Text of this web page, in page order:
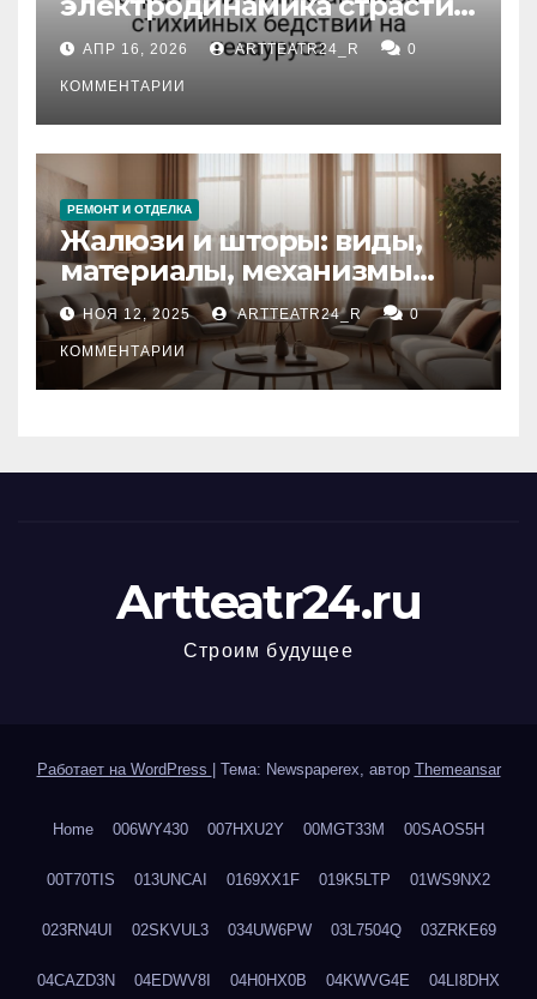
влияние анализа
стихийных бедствий на
тезауруса
АПР 16, 2026 ARTTEATR24_R 0
КОММЕНТАРИИ
РЕМОНТ И ОТДЕЛКА
Жалюзи и шторы: виды,
материалы, механизмы
управления и уход
НОЯ 12, 2025 ARTTEATR24_R 0
КОММЕНТАРИИ
Artteatr24.ru
Строим будущее
Работает на WordPress Тема: Newspaperex, автор Themeansar
Home 006WY430 007HXU2Y 00MGT33M 00SAOS5H
00T70TIS 013UNCAI 0169XX1F 019K5LTP 01WS9NX2
023RN4UI 02SKVUL3 034UW6PW 03L7504Q 03ZRKE69
04CAZD3N 04EDWV8I 04H0HX0B 04KWVG4E 04LI8DHX